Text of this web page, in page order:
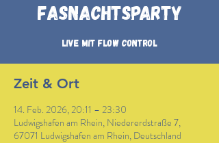
Fasnachtsparty
Live mit Flow Control
Zeit & Ort
14. Feb. 2026, 20:11 – 23:30
Ludwigshafen am Rhein, Niedererdstraße 7,
67071 Ludwigshafen am Rhein, Deutschland